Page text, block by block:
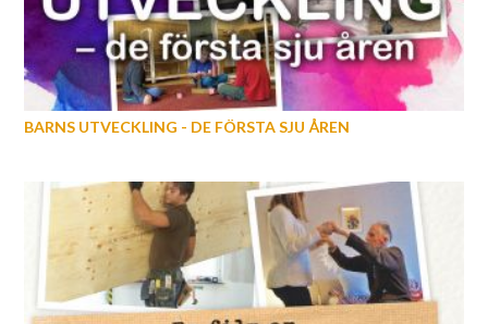
BARNS UTVECKLING - DE FÖRSTA SJU ÅREN